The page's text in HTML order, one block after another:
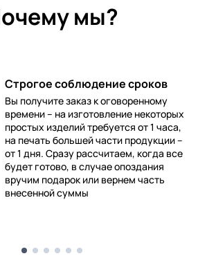
мы?
Строгое соблюдение сроков
Вы получите заказ к оговоренному
времени – на изготовление некоторых
простых изделий требуется от 1 часа,
на печать большей части продукции –
от 1 дня. Сразу рассчитаем, когда все
будет готово, в случае опоздания
вручим подарок или вернем часть
внесенной суммы